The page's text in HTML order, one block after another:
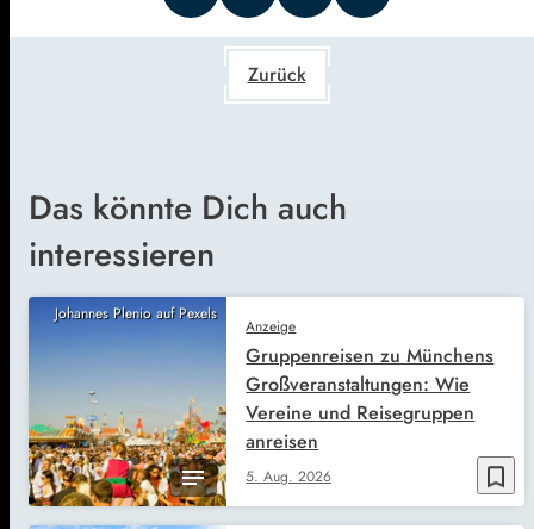
Zurück
Das könnte Dich auch
interessieren
Johannes Plenio auf Pexels
bookmark_border
Anzeige
5. Aug. 2026
Gruppenreisen zu Münchens
Großveranstaltungen: Wie
Vereine und Reisegruppen
anreisen